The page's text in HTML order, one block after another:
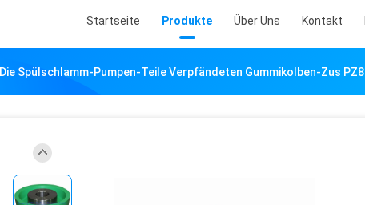
Startseite Produkte Über Uns Kontakt
Die Spülschlamm-Pumpen-Teile Verpfändeten Gummikolben-Zus PZ8